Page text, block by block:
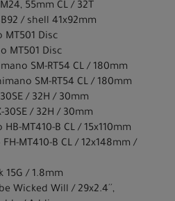
55mm CL / 32T
/ shell 41x92mm
MT501 Disc
MT501 Disc
SM-RT54 CL / 180mm
SM-RT54 CL / 180mm
/ 32H / 30mm
/ 32H / 30mm
MT410-B CL / 15x110mm
MT410-B CL / 12x148mm /
15G / 1.8mm
Wicked Will / 29x2.4´´,